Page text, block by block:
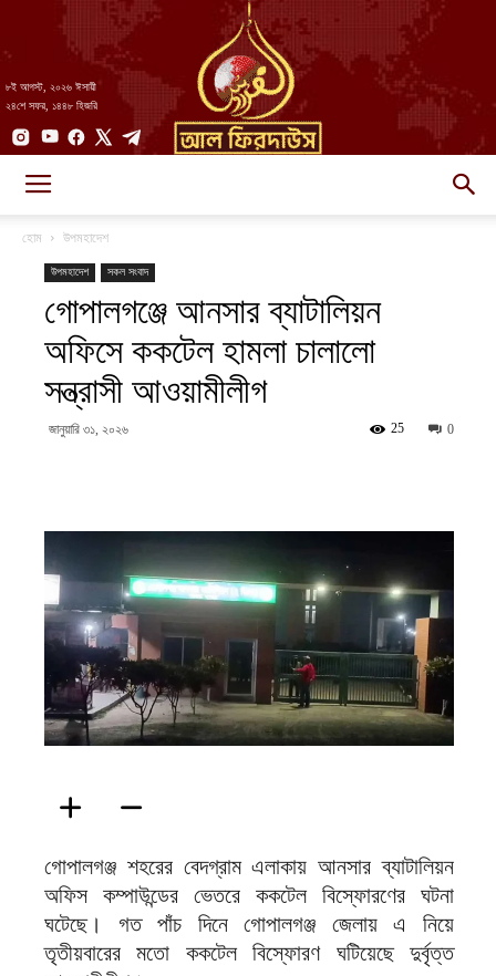
৮ই আগস্ট, ২০২৬ ঈসায়ী
২৪শে সফর, ১৪৪৮ হিজরি
||
আল-
হোম উপমহাদেশ
উপমহাদেশ সকল সংবাদ
গোপালগঞ্জে আনসার ব্যাটালিয়ন
অফিসে ককটেল হামলা চালালো
সন্ত্রাসী আওয়ামীলীগ
জানুয়ারি ৩১, ২০২৬ 0
25
গোপালগঞ্জ শহরের বেদগ্রাম এলাকায় আনসার ব্যাটালিয়ন
অফিস কম্পাউন্ডের ভেতরে ককটেল বিস্ফোরণের ঘটনা
ঘটেছে। গত পাঁচ দিনে গোপালগঞ্জ জেলায় এ নিয়ে
তৃতীয়বারের মতো ককটেল বিস্ফোরণ ঘটিয়েছে দুর্বৃত্ত